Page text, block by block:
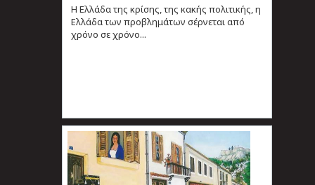
Η Ελλάδα της κρίσης, της κακής πολιτικής, η
Ελλάδα των προβλημάτων σέρνεται από
χρόνο σε χρόνο...